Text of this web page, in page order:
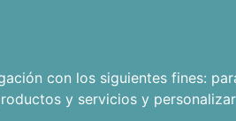
con los siguientes fines:
y servicios y